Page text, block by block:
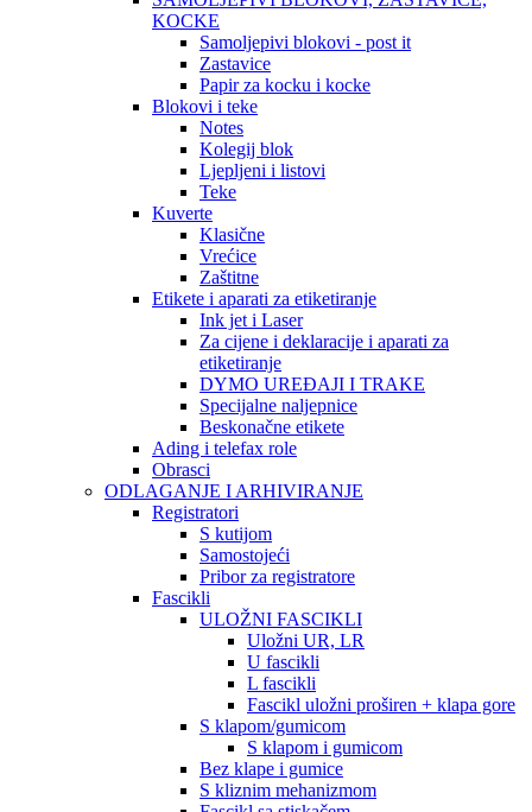
KOCKE
Samoljepivi blokovi - post it
Zastavice
Papir za kocku i kocke
Blokovi i teke
Notes
Kolegij blok
Ljepljeni i listovi
Teke
Kuverte
Klasične
Vrećice
Zaštitne
Etikete i aparati za etiketiranje
Ink jet i Laser
Za cijene i deklaracije i aparati za
etiketiranje
DYMO UREĐAJI I TRAKE
Specijalne naljepnice
Beskonačne etikete
Ading i telefax role
Obrasci
ODLAGANJE I ARHIVIRANJE
Registratori
S kutijom
Samostojeći
Pribor za registratore
Fascikli
ULOŽNI FASCIKLI
Uložni UR, LR
U fascikli
L fascikli
Fascikl uložni proširen + klapa gore
S klapom/gumicom
S klapom i gumicom
Bez klape i gumice
S kliznim mehanizmom